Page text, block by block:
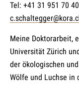
Tel: +41 31 951 70 40
Meine Doktorarbeit,
Universität Zürich
der ökologischen
Wölfe und Luchse in